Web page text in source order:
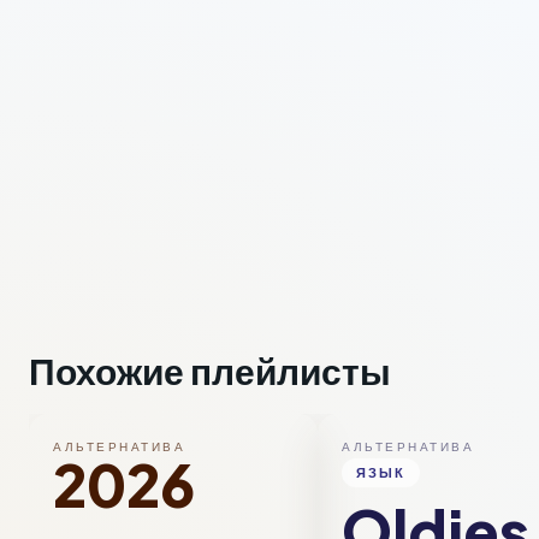
Похожие плейлисты
АЛЬТЕРНАТИВА
2026
АЛЬТЕРНАТИВА
ЯЗЫК